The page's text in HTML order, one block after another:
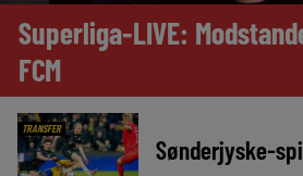
Superliga-LIVE:
FCM
TRANSFER
Sønderjyske-